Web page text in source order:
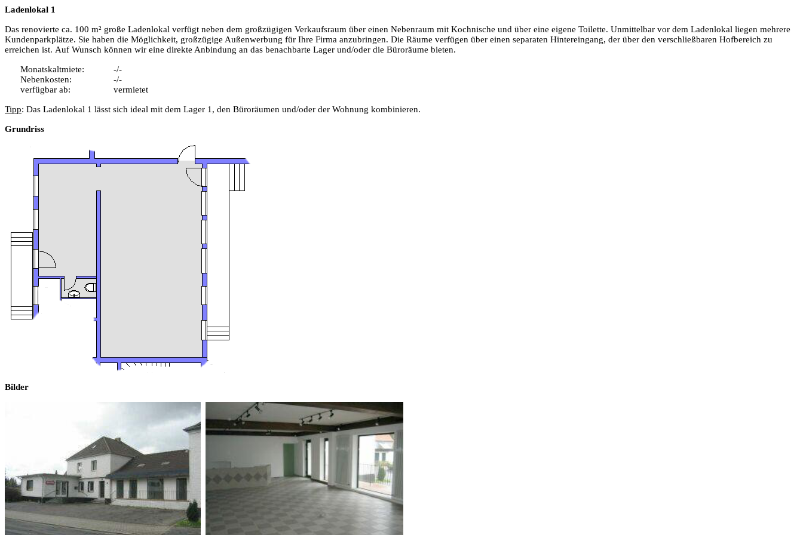
Ladenlokal 1
Das renovierte ca. 100 m² große Ladenlokal verfügt neben dem großzügigen Verkaufsraum über einen Nebenraum mit Kochnische und über eine eigene Toilette. Unmittelbar vor dem Ladenlokal liegen mehrere
Kundenparkplätze. Sie haben die Möglichkeit, großzügige Außenwerbung für Ihre Firma anzubringen. Die Räume verfügen über einen separaten Hintereingang, der über den verschließbaren Hofbereich zu
erreichen ist. Auf Wunsch können wir eine direkte Anbindung an das benachbarte Lager und/oder die Büroräume bieten.
Monatskaltmiete:
-/-
Nebenkosten:
-/-
verfügbar ab:
vermietet
Tipp: Das Ladenlokal 1 lässt sich ideal mit dem Lager 1, den Büroräumen und/oder der Wohnung kombinieren.
Grundriss
Bilder